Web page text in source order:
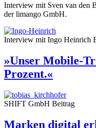
Interview mit Sven van den
der limango GmbH.
Interview mit Ingo Heinrich
»Unser Mobile-
Prozent.«
SHIFT GmbH Beitrag
Marken digital